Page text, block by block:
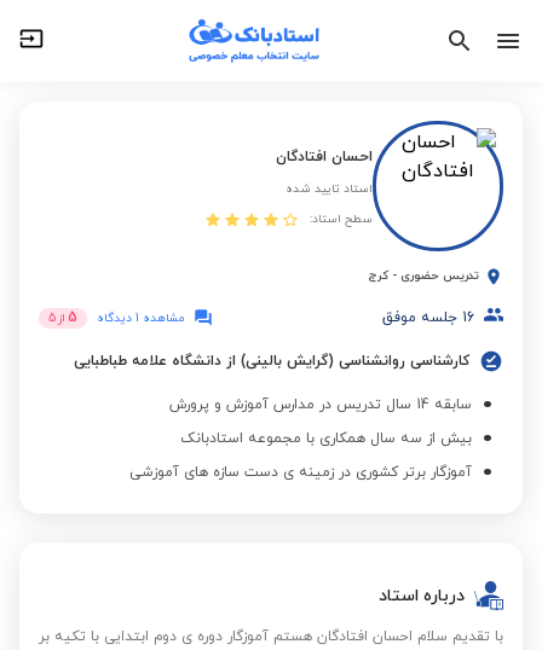
احسان افتادگان
استاد تایید شده
سطح استاد:
تدریس حضوری - کرج
16 جلسه موفق مشاهده 1 دیدگاه 5 از 5
کارشناسی روانشناسی (گرایش بالینی) از دانشگاه علامه طباطبایی
سابقه 14 سال تدریس در مدارس آموزش و پرورش
بیش از سه سال همکاری با مجموعه استادبانک
آموزگار برتر کشوری در زمینه ی دست سازه های آموزشی
درباره استاد
با تقدیم سلام احسان افتادگان هستم آموزگار دوره ی دوم ابتدایی با تکیه بر